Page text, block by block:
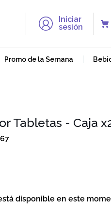
Iniciar
sesión
Promo de la Semana
Tabletas - Caja
disponible en este